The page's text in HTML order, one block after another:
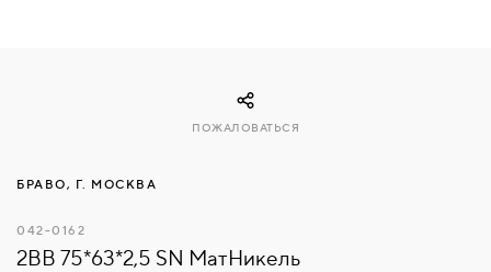
БРАВО, Г. МОСКВА
042-0162
2ВВ 75*63*2,5 SN МатНикель
ПОЖАЛОВАТЬСЯ